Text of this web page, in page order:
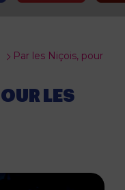
Par les Niçois, pour
LES